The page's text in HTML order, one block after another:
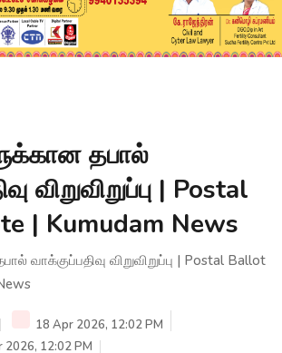
தபால்
விறுவிறுப்பு | Postal
| Kumudam News
வாக்குப்பதிவு விறுவிறுப்பு | Postal Ballot
18 Apr 2026, 12:02 PM
2026, 12:02 PM